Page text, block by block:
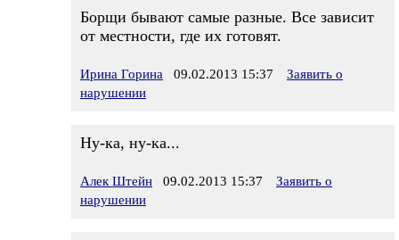
Борщи бывают самые разные. Все зависит
от местности, где их готовят.
Ирина Горина 09.02.2013 15:37
Заявить о
нарушении
Ну-ка, ну-ка...
Алек Штейн 09.02.2013 15:37
Заявить о
нарушении